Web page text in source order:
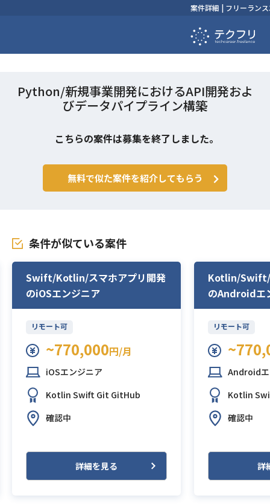
案件詳細 | フリーラン
Python/新規事業開発におけるAPI開発およ
びデータパイプライン構築
こちらの案件は募集を終了しました。
無料で似た案件を紹介してもらう
条件が似ている案件
Swift/Kotlin/スマホアプリ開発
のiOSエンジニア
リモート可
~770,000円/月
iOSエンジニア
Kotlin Swift Git GitHub
確認中
詳細を見る
Kotlin/Swift/
のAndroidエ
リモート可
Android
Kotlin
確認中
詳